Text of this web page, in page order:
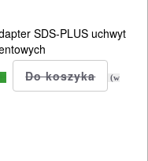
SDS-PLUS uchwyt
(w